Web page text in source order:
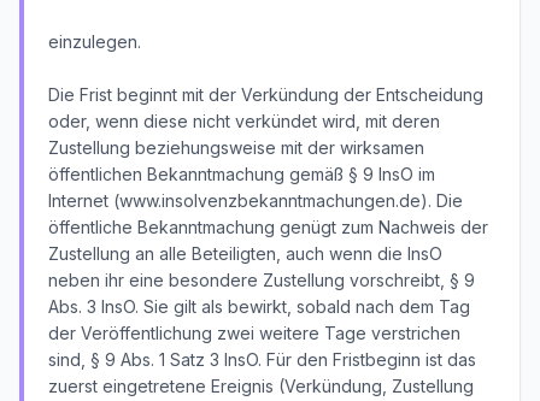
einzulegen.
Die Frist beginnt mit der Verkündung der Entscheidung
oder, wenn diese nicht verkündet wird, mit deren
Zustellung beziehungsweise mit der wirksamen
öffentlichen Bekanntmachung gemäß § 9 InsO im
Internet (www.insolvenzbekanntmachungen.de). Die
öffentliche Bekanntmachung genügt zum Nachweis der
Zustellung an alle Beteiligten, auch wenn die InsO
neben ihr eine besondere Zustellung vorschreibt, § 9
Abs. 3 InsO. Sie gilt als bewirkt, sobald nach dem Tag
der Veröffentlichung zwei weitere Tage verstrichen
sind, § 9 Abs. 1 Satz 3 InsO. Für den Fristbeginn ist das
zuerst eingetretene Ereignis (Verkündung, Zustellung